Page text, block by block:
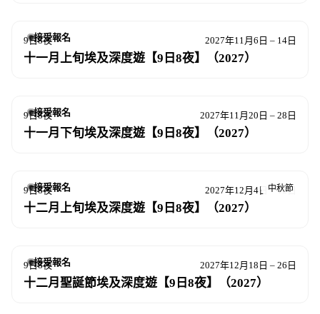
接受報名
9日8夜 2027年11月6日 – 14日
十一月上旬埃及深度遊【9日8夜】（2027）
接受報名
9日8夜 2027年11月20日 – 28日
十一月下旬埃及深度遊【9日8夜】（2027）
接受報名 中秋節
9日8夜 2027年12月4日 – 12日
十二月上旬埃及深度遊【9日8夜】（2027）
接受報名
9日8夜 2027年12月18日 – 26日
十二月聖誕節埃及深度遊【9日8夜】（2027）